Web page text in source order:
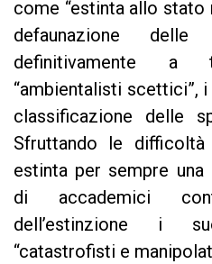
come “estinta allo stato
defaunazione
definitivamente
“ambientalisti
classificazione delle
Sfruttando le
estinta per sempre
di accademici
dell’estinzione i
“catastrofisti e